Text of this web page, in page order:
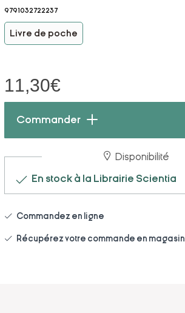
9791032722237
Livre de poche
11,30€
Commander
Disponibilité
En stock à la Librairie Scientia
Commandez en ligne
Récupérez votre commande en magasin